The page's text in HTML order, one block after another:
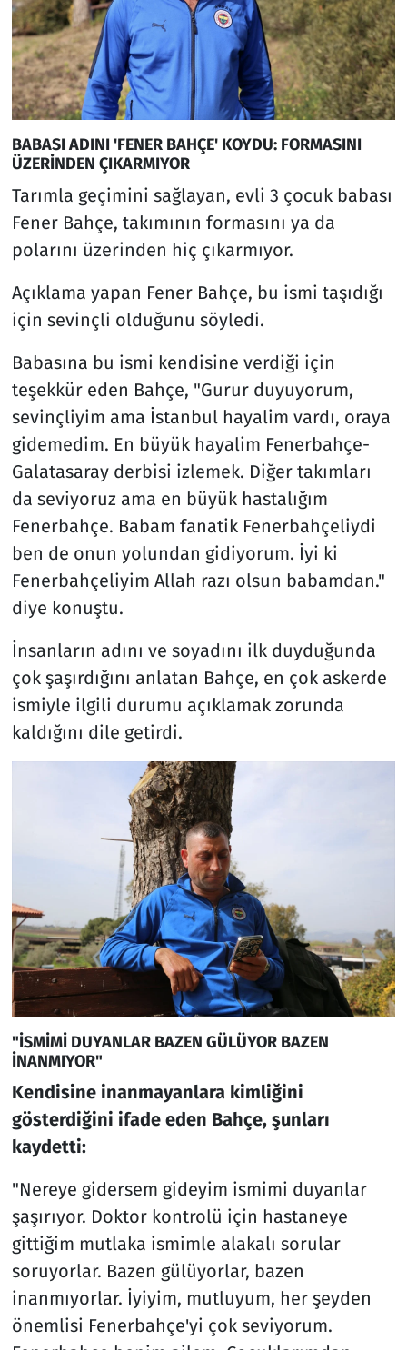
BABASI ADINI 'FENER BAHÇE' KOYDU: FORMASINI
ÜZERİNDEN ÇIKARMIYOR
Tarımla geçimini sağlayan, evli 3 çocuk babası
Fener Bahçe, takımının formasını ya da
polarını üzerinden hiç çıkarmıyor.
Açıklama yapan Fener Bahçe, bu ismi taşıdığı
için sevinçli olduğunu söyledi.
Babasına bu ismi kendisine verdiği için
teşekkür eden Bahçe, "Gurur duyuyorum,
sevinçliyim ama İstanbul hayalim vardı, oraya
gidemedim. En büyük hayalim Fenerbahçe-
Galatasaray derbisi izlemek. Diğer takımları
da seviyoruz ama en büyük hastalığım
Fenerbahçe. Babam fanatik Fenerbahçeliydi
ben de onun yolundan gidiyorum. İyi ki
Fenerbahçeliyim Allah razı olsun babamdan."
diye konuştu.
İnsanların adını ve soyadını ilk duyduğunda
çok şaşırdığını anlatan Bahçe, en çok askerde
ismiyle ilgili durumu açıklamak zorunda
kaldığını dile getirdi.
"İSMİMİ DUYANLAR BAZEN GÜLÜYOR BAZEN
İNANMIYOR"
Kendisine inanmayanlara kimliğini
gösterdiğini ifade eden Bahçe, şunları
kaydetti:
"Nereye gidersem gideyim ismimi duyanlar
şaşırıyor. Doktor kontrolü için hastaneye
gittiğim mutlaka ismimle alakalı sorular
soruyorlar. Bazen gülüyorlar, bazen
inanmıyorlar. İyiyim, mutluyum, her şeyden
önemlisi Fenerbahçe'yi çok seviyorum.